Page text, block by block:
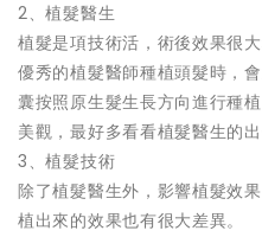
2、植髮醫生
植髮是項技術活，術後效果很
優秀的植髮醫師種植頭髮時，
囊按照原生髮生長方向進行種
美觀，最好多看看植髮醫生的出
3、植髮技術
除了植髮醫生外，影響植髮效
植出來的效果也有很大差異。